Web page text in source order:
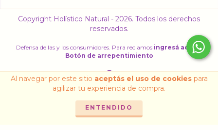
Al navegar por este sitio aceptás el uso de cookiespara
agilizar tu experiencia de compra.
ENTENDIDO
Copyright Holístico Natural - 2026. Todos los derechos
reservados.
Defensa de las y los consumidores. Para reclamos ingresá acá. /
Botón de arrepentimiento